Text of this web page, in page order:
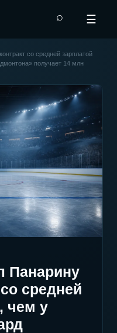
⌕ ☰
со средней зарплатой
получает 14 млн
Панарину
средней
чем у